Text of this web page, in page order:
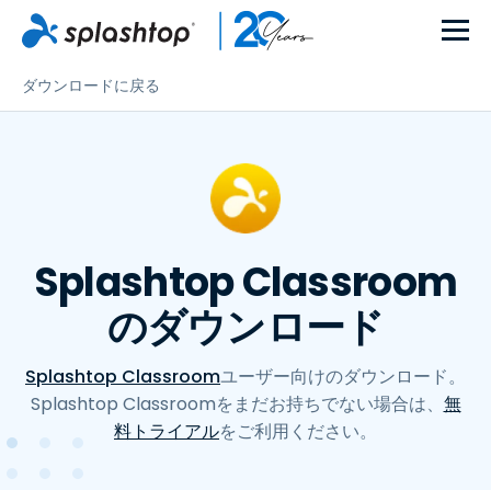
ダウンロードに戻る
Splashtop Classroom
のダウンロード
Splashtop Classroomユーザー向けのダウンロード。
Splashtop Classroomをまだお持ちでない場合は、 無
料トライアルをご利用ください。